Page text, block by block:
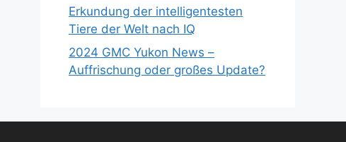
Erkundung der intelligentesten
Tiere der Welt nach IQ
2024 GMC Yukon News –
Auffrischung oder großes Update?